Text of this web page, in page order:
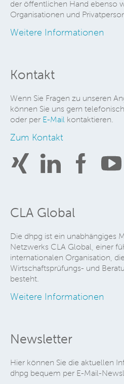
der öffentlichen Hand ebenso
Organisationen und
Weitere Informationen
Kontakt
Wenn Sie Fragen zu unseren
können Sie uns gern
oder per E-Mail kontaktieren.
Zum Kontakt
CLA Global
Die dhpg ist ein unabhängiges
Netzwerks CLA Global, einer
internationalen Organisation,
Wirtschaftsprüfungs- und
besteht.
Weitere Informationen
Newsletter
Hier können Sie die aktuellen
dhpg bequem per E-Mail-